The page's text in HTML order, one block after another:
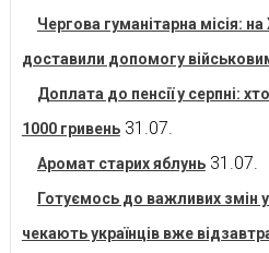
Чергова гуманітарна місія:
доставили допомогу
Доплата до пенсії у серпні:
1000 гривень 31.07.
Аромат старих яблунь 31.07.
Готуємось до важливих змін
чекають українців вже